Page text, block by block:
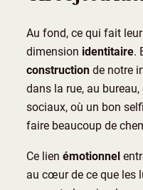
Au fond, ce qui fait leur
dimension identitaire.
constructionde notre
dans la rue, au
sociaux, où un bon
faire beaucoup de
Ce lien émotionnel
au cœur de ce que les